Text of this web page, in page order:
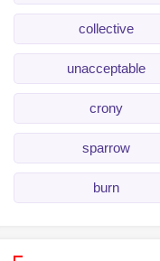
collective
unacceptable
crony
sparrow
burn